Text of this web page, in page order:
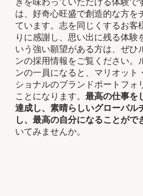
は、好奇心旺盛で創造的な方を
ています。志を同じくするお客
りに感謝し、思い出に残る体験
いう強い願望がある方は、ぜひ
ンの採用情報をご覧ください。
ンの一員になると、マリオット
ショナルのブランドポートフォ
ことになります。最高の仕事を
達成し、素晴らしいグローバル
し、​最高の自分になることがで
いてみませんか。